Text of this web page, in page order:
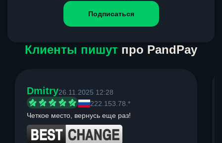
Подписаться
Клиенты пишут про PandPay
Dmitry26.11.2025 12:28
222.153.78.*
Четкое место, вернусь еще раз!